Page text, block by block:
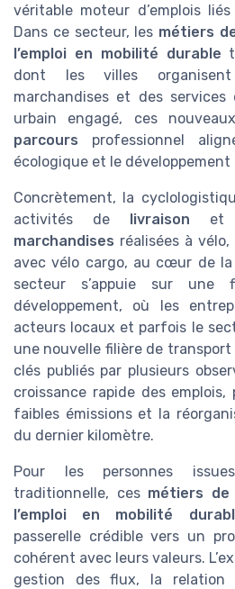
véritable moteur d’emplois
Dans ce secteur, les métiers
l’emploi en mobilité durable
dont les villes
marchandises et des
urbain engagé, ces
parcours professionnel
écologique et le développement
Concrètement, la
activités de livraison et
marchandises réalisées à
avec vélo cargo, au cœur de
secteur s’appuie sur une
développement, où les
acteurs locaux et parfois le
une nouvelle filière de transport
clés publiés par plusieurs
croissance rapide des
faibles émissions et la
du dernier kilomètre.
Pour les personnes
traditionnelle, ces métiers
l’emploi en mobilité
passerelle crédible vers un
cohérent avec leurs valeurs.
gestion des flux, la